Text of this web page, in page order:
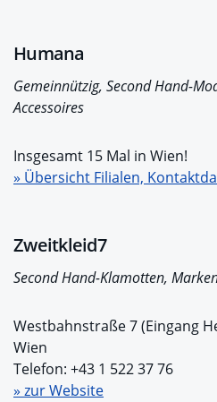
Humana
Gemeinnützig, Second Hand-
Accessoires
Insgesamt 15 Mal in Wien!
» Übersicht Filialen,
Zweitkleid7
Second Hand-Klamotten,
Westbahnstraße 7 (Eingang
Wien
Telefon: +43 1 522 37 76
» zur Website